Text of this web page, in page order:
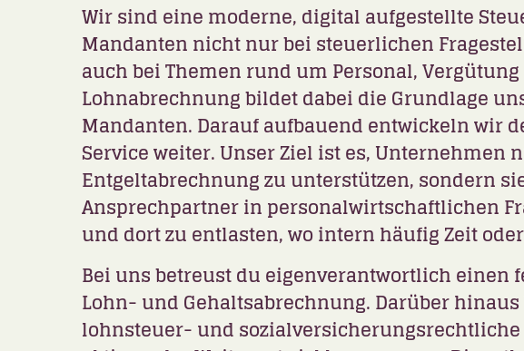
Wir sind eine moderne, digital aufgestellte
Mandanten nicht nur bei steuerlichen
auch bei Themen rund um Personal, Vergütung
Lohnabrechnung bildet dabei die Grundlage
Mandanten. Darauf aufbauend entwickeln wir
Serviceweiter. Unser Ziel ist es, Unternehmen
Entgeltabrechnung zu unterstützen, sondern
Ansprechpartner in personalwirtschaftlichen
und dort zu entlasten, wo intern häufig Zeit
Bei uns betreust du eigenverantwortlich einen
Lohn- und Gehaltsabrechnung. Darüber
lohnsteuer- und